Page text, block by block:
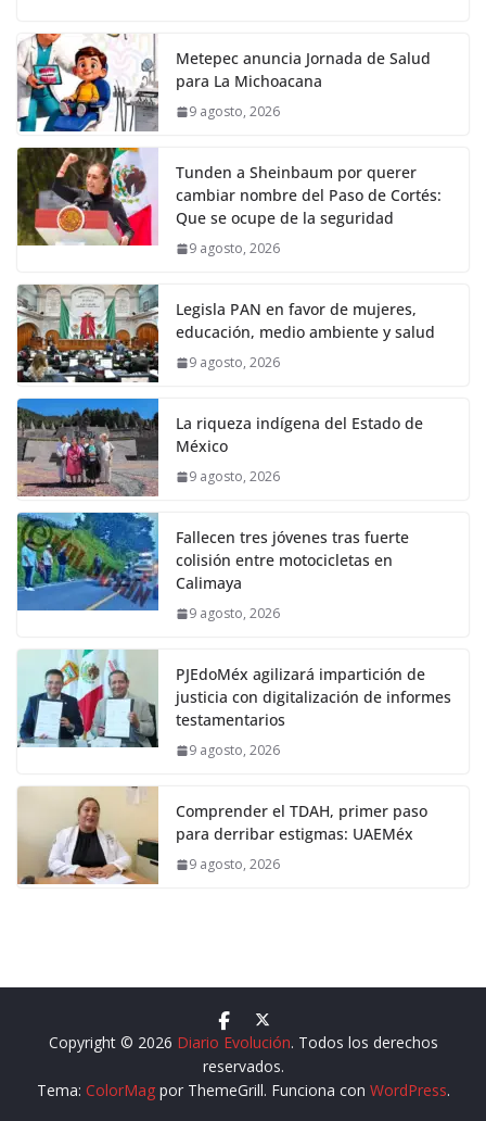
Metepec anuncia Jornada de Salud
para La Michoacana
9 agosto, 2026
Tunden a Sheinbaum por querer
cambiar nombre del Paso de Cortés:
Que se ocupe de la seguridad
9 agosto, 2026
Legisla PAN en favor de mujeres,
educación, medio ambiente y salud
9 agosto, 2026
La riqueza indígena del Estado de
México
9 agosto, 2026
Fallecen tres jóvenes tras fuerte
colisión entre motocicletas en
Calimaya
9 agosto, 2026
PJEdoMéx agilizará impartición de
justicia con digitalización de informes
testamentarios
9 agosto, 2026
Comprender el TDAH, primer paso
para derribar estigmas: UAEMéx
9 agosto, 2026
Copyright © 2026 Diario Evolución. Todos los derechos
reservados.
Tema: ColorMagpor ThemeGrill. Funciona con WordPress.